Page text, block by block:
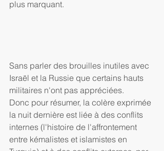
plus marquant.
Sans parler des brouilles inutiles avec
Israël et la Russie que certains hauts
militaires n'ont pas appréciées.
Donc pour résumer, la colère exprimée
la nuit dernière est liée à des conflits
internes (l'histoire de l'affrontement
entre kémalistes et islamistes en